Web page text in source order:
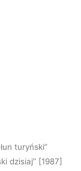
turyński”
dzisiaj” [1987]